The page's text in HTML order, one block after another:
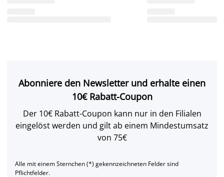
Abonniere den Newsletter und erhalte einen
10€ Rabatt-Coupon
Der 10€ Rabatt-Coupon kann nur in den Filialen
eingelöst werden und gilt ab einem Mindestumsatz
von 75€
Alle mit einem Sternchen (*) gekennzeichneten Felder sind
Pflichtfelder.